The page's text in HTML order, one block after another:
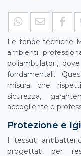
Le tende tecniche
ambienti
poliambulatori,
fondamentali.
misura che
sicurezza,
accogliente e
Protezione e
I tessuti
progettati per